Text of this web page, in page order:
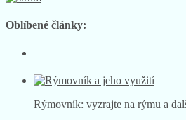
Oblíbené články:
Rýmovník: vyzrajte na rýmu a